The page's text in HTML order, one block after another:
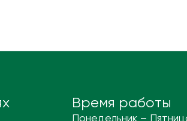
Время работы
Понедельник –